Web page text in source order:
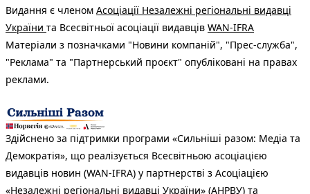
Видання є членом Асоціації Незалежні регіональні видавці
України та Всесвітньої асоціації видавців WAN-IFRA
Матеріали з позначками "Новини компаній", "Прес-служба",
"Реклама" та "Партнерський проєкт" опубліковані на правах
реклами.
Здійснено за підтримки програми «Сильніші разом: Медіа та
Демократія», що реалізується Всесвітньою асоціацією
видавців новин (WAN-IFRA) у партнерстві з Асоціацією
«Незалежні регіональні видавці України» (АНРВУ) та